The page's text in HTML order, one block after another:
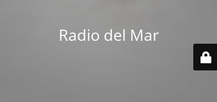
Radio del Mar